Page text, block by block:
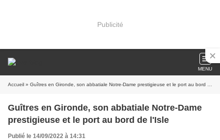
Publicité
MENU
Accueil » Guîtres en Gironde, son abbatiale Notre-Dame prestigieuse et le port au bord de l'Isle
Guîtres en Gironde, son abbatiale Notre-Dame
prestigieuse et le port au bord de l'Isle
Publié le 14/09/2022 à 14:31